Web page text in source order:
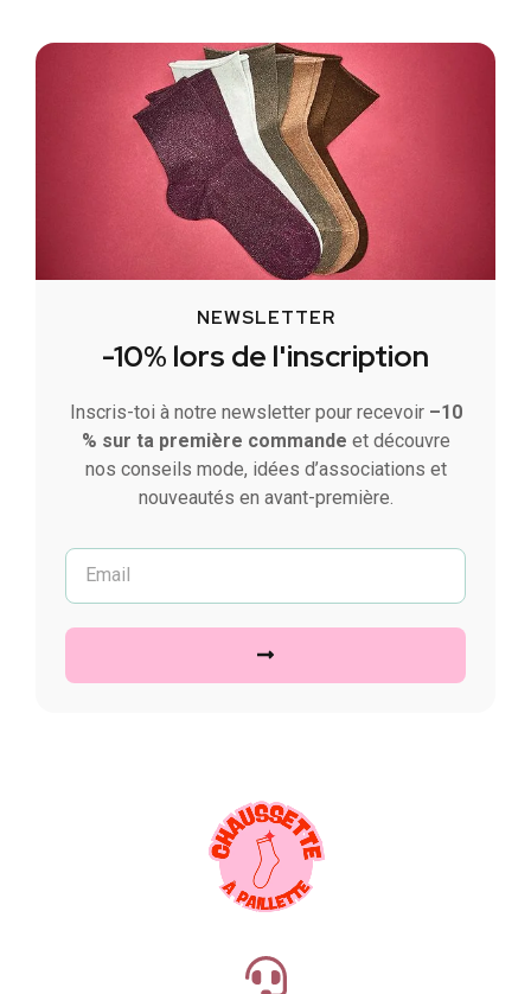
NEWSLETTER
-10% lors de l'inscription
Inscris-toi à notre newsletter pour recevoir –10
% sur ta première commande et découvre
nos conseils mode, idées d’associations et
nouveautés en avant-première.